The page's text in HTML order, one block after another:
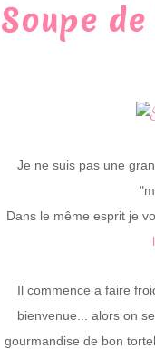
Soupe
Je ne suis pas une
Dans le même esprit je
Il commence a faire
bienvenue... alors on
gourmandise de bon